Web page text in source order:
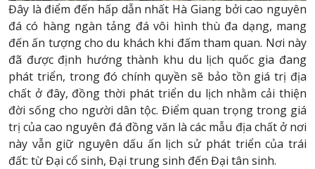
Đây là điểm đến hấp dẫn nhất Hà Giang bởi cao nguyên
đá có hàng ngàn tảng đá vôi hình thù đa dạng, mang
đến ấn tượng cho du khách khi đấm tham quan. Nơi này
đã được định hướng thành khu du lịch quốc gia đang
phát triển, trong đó chính quyền sẽ bảo tồn giá trị địa
chất ở đây, đồng thời phát triển du lịch nhằm cải thiện
đời sống cho người dân tộc. Điểm quan trọng trong giá
trị của cao nguyên đá đồng văn là các mẫu địa chất ở nơi
này vẫn giữ nguyên dấu ấn lịch sử phát triển của trái
đất: từ Đại cổ sinh, Đại trung sinh đến Đại tân sinh.